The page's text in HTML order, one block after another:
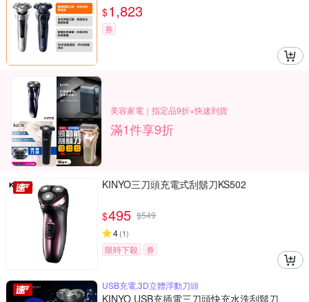
$1,823
券
美容家電｜指定品9折+快速到貨
滿1件享9折
KINYO三刀頭充電式刮鬍刀KS502
$495 $549
4(1)
限時下殺 券
USB充電,3D立體浮動刀頭
KINYO USB充插電三刀頭快充水洗刮鬍刀